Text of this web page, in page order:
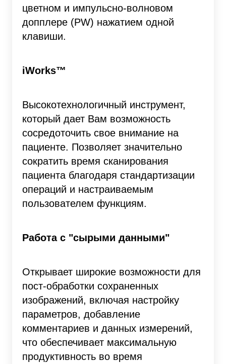
цветном и импульсно-волновом
допплере (PW) нажатием одной
клавиши.
iWorks™
Высокотехнологичный инструмент,
который дает Вам возможность
сосредоточить свое внимание на
пациенте. Позволяет значительно
сократить время сканирования
пациента благодаря стандартизации
операций и настраиваемым
пользователем функциям.
Работа с "сырыми данными"
Открывает широкие возможности для
пост-обработки сохраненных
изображений, включая настройку
параметров, добавление
комментариев и данных измерений,
что обеспечивает максимальную
продуктивность во время